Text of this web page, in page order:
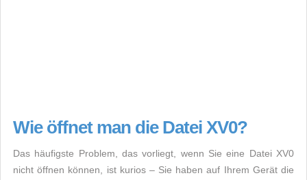
Wie öffnet man die Datei XV0?
Das häufigste Problem, das vorliegt, wenn Sie eine Datei XV0
nicht öffnen können, ist kurios – Sie haben auf Ihrem Gerät die